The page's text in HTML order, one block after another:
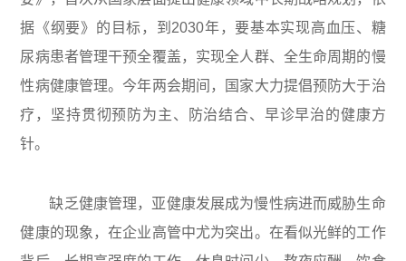
据《纲要》的目标，到2030年，要基本实现高血压、糖
尿病患者管理干预全覆盖，实现全人群、全生命周期的慢
性病健康管理。今年两会期间，国家大力提倡预防大于治
疗，坚持贯彻预防为主、防治结合、早诊早治的健康方
针。
缺乏健康管理，亚健康发展成为慢性病进而威胁生命
健康的现象，在企业高管中尤为突出。在看似光鲜的工作